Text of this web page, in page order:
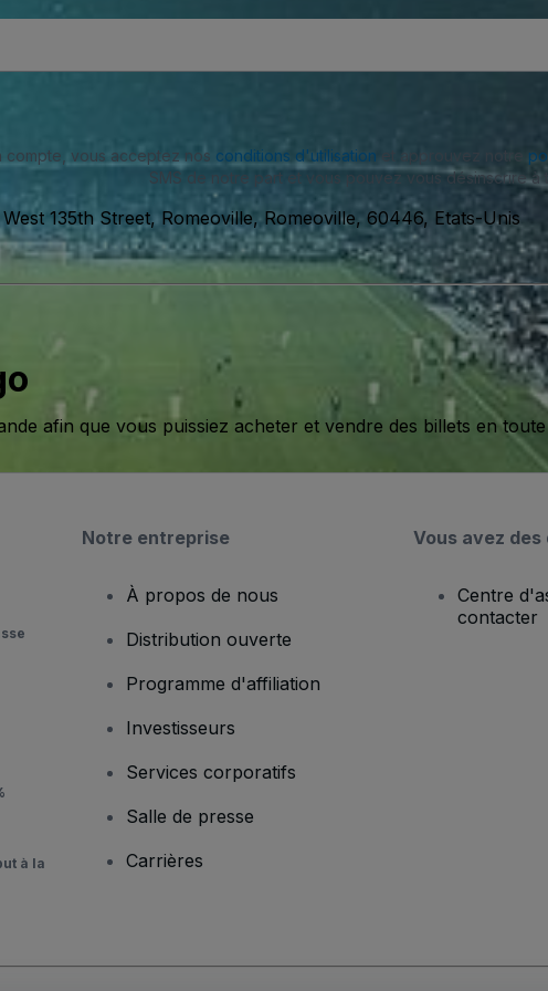
compte, vous acceptez nos conditions d'utilisation et approuvez notre
SMS de notre part et vous pouvez vous désinscrire à
135th Street, Romeoville, Romeoville, 60446, Etats-Unis
afin que vous puissiez acheter et vendre des billets en
à la
Notre entreprise
À propos de nous
Distribution ouverte
Programme d'affiliation
Investisseurs
Services corporatifs
Salle de presse
Carrières
Vous avez des
Centre
contacter